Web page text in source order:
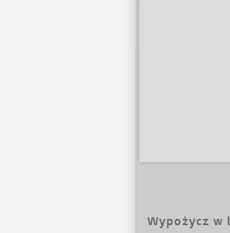
Wypożycz w